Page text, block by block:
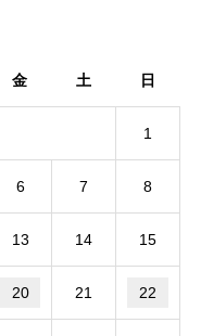
金 土 日
1
6 7 8
13 14 15
20 21 22